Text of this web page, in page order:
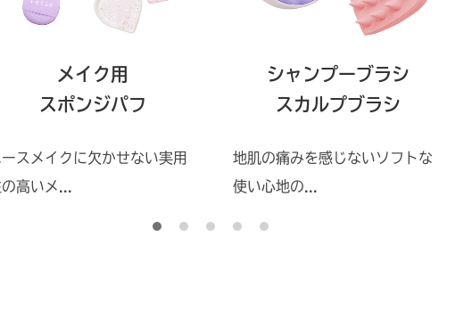
メイク用
スポンジパフ
ースメイクに欠かせない実用
高いメ...
シャンプーブラシ
スカルプブラシ
地肌の痛みを感じないソフトな
使い心地の...